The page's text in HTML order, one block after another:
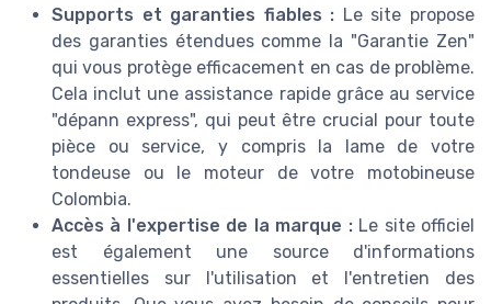
Supports et garanties fiables : Le site propose
des garanties étendues comme la "Garantie Zen"
qui vous protège efficacement en cas de problème.
Cela inclut une assistance rapide grâce au service
"dépann express", qui peut être crucial pour toute
pièce ou service, y compris la lame de votre
tondeuse ou le moteur de votre motobineuse
Colombia.
Accès à l'expertise de la marque :Le site officiel
est également une source d'informations
essentielles sur l'utilisation et l'entretien des